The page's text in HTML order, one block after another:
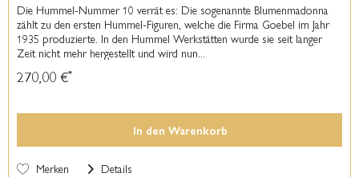
Die Hummel-Nummer 10 verrät es: Die sogenannte Blumenmadonna
zählt zu den ersten Hummel-Figuren, welche die Firma Goebel im Jahr
1935 produzierte. In den Hummel Werkstätten wurde sie seit langer
Zeit nicht mehr hergestellt und wird nun...
270,00 €*
In den Warenkorb
Merken Details